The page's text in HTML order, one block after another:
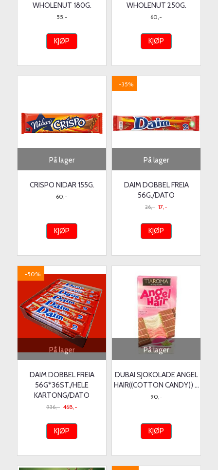
WHOLENUT 180G.
55,-
KJØP
WHOLENUT 250G.
60,-
KJØP
På lager
CRISPO NIDAR 155G.
60,-
KJØP
På lager
-35%
DAIM DOBBEL FREIA
56G./DATO
26,- 17,-
KJØP
På lager
-50%
DAIM DOBBEL FREIA
56G*36ST./HELE
KARTONG/DATO
936,- 468,-
KJØP
På lager
DUBAI SJOKOLADE ANGEL
HAIR((COTTON CANDY)) ...
90,-
KJØP